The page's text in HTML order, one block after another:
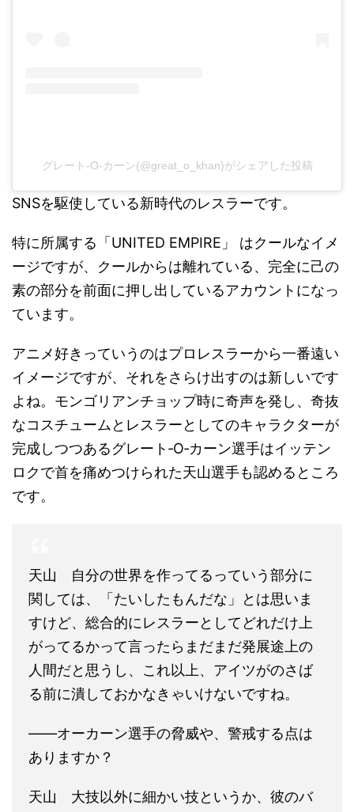
グレート-O-カーン(@great_o_khan)がシェアした投稿
SNSを駆使している新時代のレスラーです。
特に所属する「UNITED EMPIRE」 はクールなイメ
ージですが、クールからは離れている、完全に己の
素の部分を前面に押し出しているアカウントになっ
ています。
アニメ好きっていうのはプロレスラーから一番遠い
イメージですが、それをさらけ出すのは新しいです
よね。モンゴリアンチョップ時に奇声を発し、奇抜
なコスチュームとレスラーとしてのキャラクターが
完成しつつあるグレート‐O‐カーン選手はイッテン
ロクで首を痛めつけられた天山選手も認めるところ
です。
天山 自分の世界を作ってるっていう部分に
関しては、「たいしたもんだな」とは思いま
すけど、総合的にレスラーとしてどれだけ上
がってるかって言ったらまだまだ発展途上の
人間だと思うし、これ以上、アイツがのさば
る前に潰しておかなきゃいけないですね。
――オーカーン選手の脅威や、警戒する点は
ありますか？
天山 大技以外に細かい技というか、彼のバ